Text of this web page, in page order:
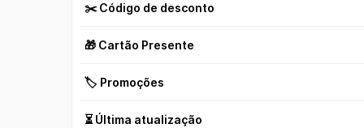
✂️ Código de desconto
🎁 Cartão Presente
🏷️ Promoções
⏳ Última atualização